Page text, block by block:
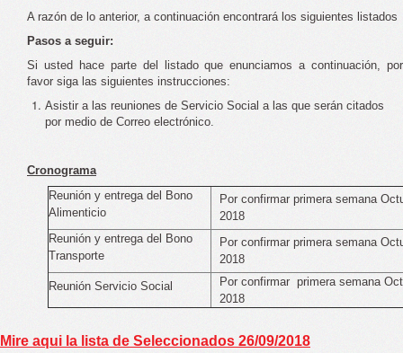
A razón de lo anterior, a continuación encontrará los siguientes listados
Pasos a seguir:
Si usted hace parte del listado que enunciamos a continuación, por
favor siga las siguientes instrucciones:
Asistir a las reuniones de Servicio Social a las que serán citados
por medio de Correo electrónico.
Cronograma
Reunión y entrega del Bono
Alimenticio
Por confirmar primera semana
2018
Reunión y entrega del Bono
Transporte
Por confirmar primera semana
2018
Reunión Servicio Social
Por confirmarprimera semana
2018
Mire aqui la lista de Seleccionados 26/09/2018